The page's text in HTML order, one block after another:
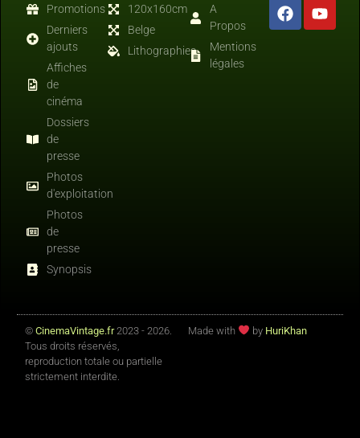
Promotions
Derniers
ajouts
Affiches
de
cinéma
Dossiers
de
presse
Photos
d'exploitation
Photos
de
presse
Synopsis
120x160cm
Belge
Lithographies
A
Propos
Mentions
légales
© CinemaVintage.fr2023 - 2026.
Tous droits réservés,
reproduction totale ou partielle
strictement interdite.
Made with by HuriKhan